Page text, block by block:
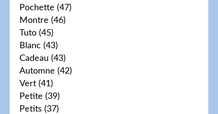
Pochette (47)
Montre (46)
Tuto (45)
Blanc (43)
Cadeau (43)
Automne (42)
Vert (41)
Petite (39)
Petits (37)